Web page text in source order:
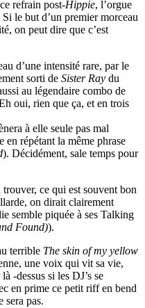
refrain post-Hippie, l’orgue
le but d’un premier morceau
on peut dire que c’est
d’une intensité rare, par le
sorti de Sister Ray du
au légendaire combo de
oui, rien que ça, et en trois
à elle seule pas mal
en répétant la même phrase
). Décidément, sale temps pour
ce qui est souvent bon
on dirait clairement
semble piquée à ses Talking
Found)).
terrible The skin of my yellow
une voix qui vit sa vie,
-dessus si les DJ’s se
en prime ce petit riff en bend
sera pas.